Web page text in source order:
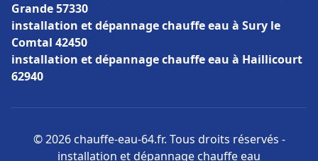
Grande 57330
installation et dépannage chauffe eau à Sury le
Comtal 42450
installation et dépannage chauffe eau à Haillicourt
62940
© 2026 chauffe-eau-64.fr. Tous droits réservés -
installation et dépannage chauffe eau